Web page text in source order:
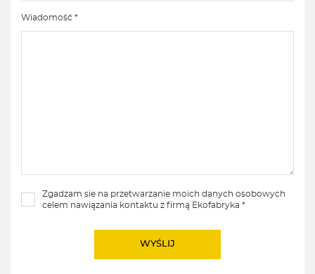
Wiadomość *
Zgadzam sie na przetwarzanie moich danych osobowych
celem nawiązania kontaktu z firmą Ekofabryka *